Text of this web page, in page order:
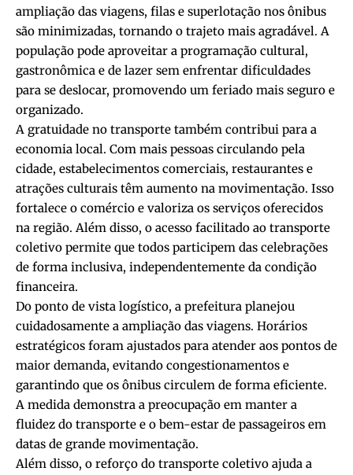
ampliação das viagens, filas e superlotação nos ônibus
são minimizadas, tornando o trajeto mais agradável. A
população pode aproveitar a programação cultural,
gastronômica e de lazer sem enfrentar dificuldades
para se deslocar, promovendo um feriado mais seguro e
organizado.
A gratuidade no transporte também contribui para a
economia local. Com mais pessoas circulando pela
cidade, estabelecimentos comerciais, restaurantes e
atrações culturais têm aumento na movimentação. Isso
fortalece o comércio e valoriza os serviços oferecidos
na região. Além disso, o acesso facilitado ao transporte
coletivo permite que todos participem das celebrações
de forma inclusiva, independentemente da condição
financeira.
Do ponto de vista logístico, a prefeitura planejou
cuidadosamente a ampliação das viagens. Horários
estratégicos foram ajustados para atender aos pontos de
maior demanda, evitando congestionamentos e
garantindo que os ônibus circulem de forma eficiente.
A medida demonstra a preocupação em manter a
fluidez do transporte e o bem-estar de passageiros em
datas de grande movimentação.
Além disso, o reforço do transporte coletivo ajuda a